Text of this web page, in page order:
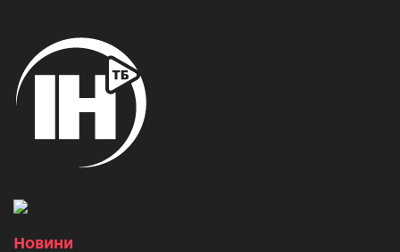
Новини